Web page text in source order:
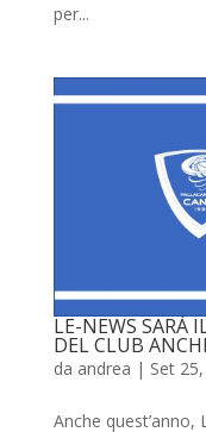
per...
LE-NEWS SARÀ
DEL CLUB
da andrea | Set
Anche